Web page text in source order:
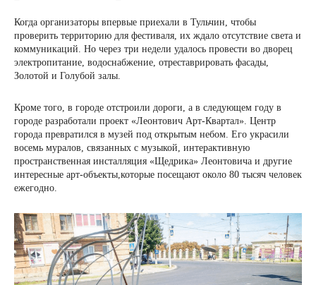
Когда организаторы впервые приехали в Тульчин, чтобы
проверить территорию для фестиваля, их ждало отсутствие света и
коммуникаций. Но через три недели удалось провести во дворец
электропитание, водоснабжение, отреставрировать фасады,
Золотой и Голубой залы.
Кроме того, в городе отстроили дороги, а в следующем году в
городе разработали проект «Леонтович Арт-Квартал». Центр
города превратился в музей под открытым небом. Его украсили
восемь муралов, связанных с музыкой, интерактивную
пространственная инсталляция «Щедрика» Леонтовича и другие
интересные арт-объекты,которые посещают около 80 тысяч человек
ежегодно.